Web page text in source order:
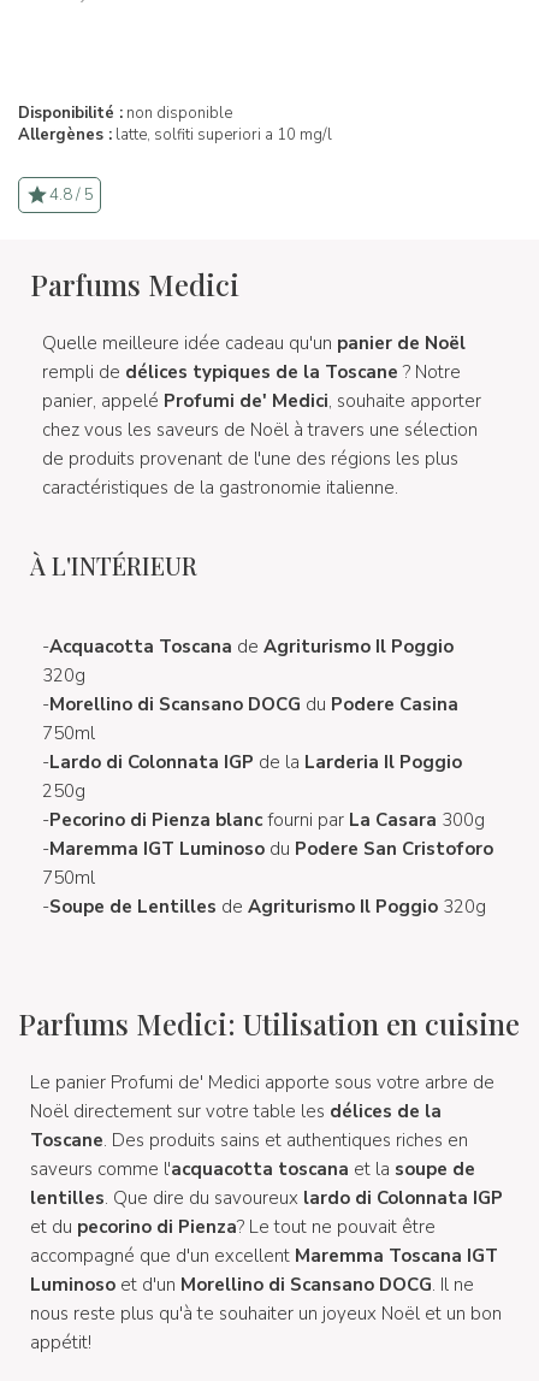
Disponibilité : non disponible
Allergènes : latte, solfiti superiori a 10 mg/l
4.8 / 5
Parfums Medici
Quelle meilleure idée cadeau qu'un panier de Noël
rempli de délices typiques de la Toscane ? Notre
panier, appelé Profumi de' Medici, souhaite apporter
chez vous les saveurs de Noël à travers une sélection
de produits provenant de l'une des régions les plus
caractéristiques de la gastronomie italienne.
À L'INTÉRIEUR
-Acquacotta Toscana de Agriturismo Il Poggio
320g
-Morellino di Scansano DOCG du Podere Casina
750ml
-Lardo di Colonnata IGP de la Larderia Il Poggio
250g
-Pecorino di Pienza blanc fourni par La Casara 300g
-Maremma IGT Luminoso du Podere San Cristoforo
750ml
-Soupe de Lentilles de Agriturismo Il Poggio 320g
Parfums Medici: Utilisation en cuisine
Le panier Profumi de' Medici apporte sous votre arbre de
Noël directement sur votre table les délices de la
Toscane. Des produits sains et authentiques riches en
saveurs comme l'acquacotta toscana et la soupe de
lentilles. Que dire du savoureux lardo di Colonnata IGP
et du pecorino di Pienza? Le tout ne pouvait être
accompagné que d'un excellent Maremma Toscana IGT
Luminoso et d'un Morellino di Scansano DOCG. Il ne
nous reste plus qu'à te souhaiter un joyeux Noël et un bon
appétit!